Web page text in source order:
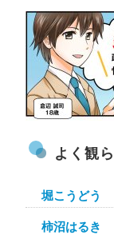
よく観
堀こうどう
柿沼はるき